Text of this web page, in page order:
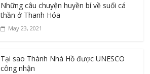
Những câu chuyện huyền bí về suối cá
thần ở Thanh Hóa
May 23, 2021
Tại sao Thành Nhà Hồ được UNESCO
công nhận